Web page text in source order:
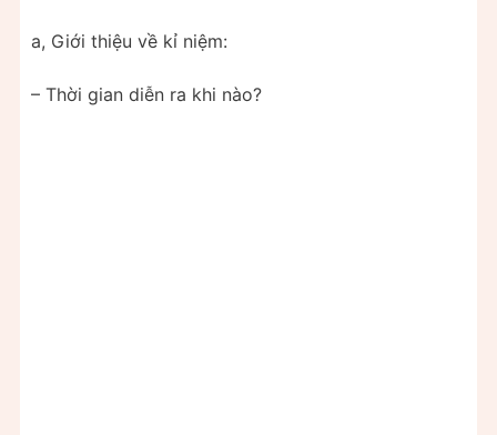
a, Giới thiệu về kỉ niệm:
– Thời gian diễn ra khi nào?